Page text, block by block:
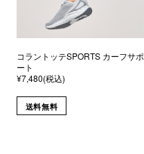
コラントッテSPORTS カーフサポ
ート
¥7,480(税込)
送料無料